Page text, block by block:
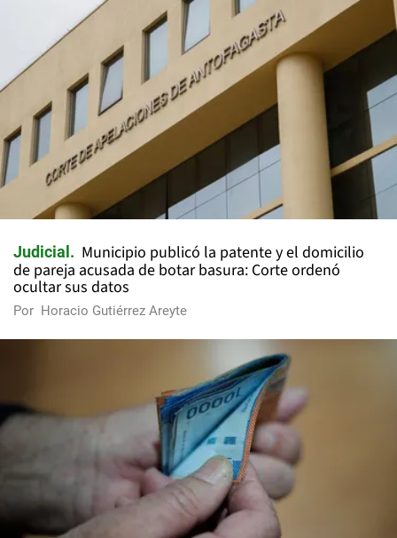
Judicial
Municipio publicó la patente y el domicilio
de pareja acusada de botar basura: Corte ordenó
ocultar sus datos
Por Horacio Gutiérrez Areyte